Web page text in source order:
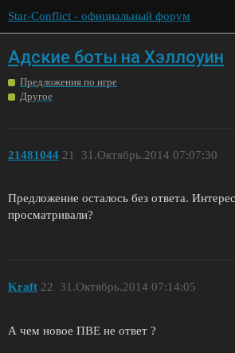
Star-Conflict - официальный форум
Адские боты на Хэллоуин
Предложения по игре
Другое
21481044 31.Октябрь.2014 07:07:30
21
Предложение осталось без ответа.
просматривали?
Kraft 31.Октябрь.2014 07:14:05
22
А чем новое ПВЕ не ответ ?